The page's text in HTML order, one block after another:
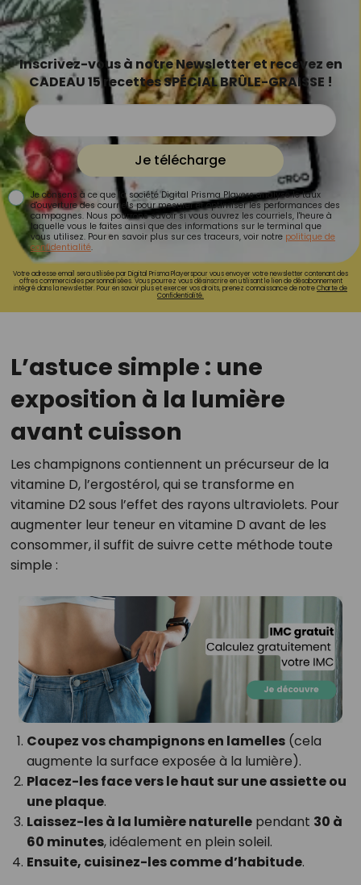
Inscrivez-vous à notre Newsletter et recevez en
CADEAU 15 recettes SPÉCIAL BRÛLE-GRAISSE !
Je télécharge
Je consens à ce que la société Digital Prisma Players analyse le taux
d'ouverture des courriels pour mesurer et optimiser les performances des
campagnes. Nous pourrons savoir si vous ouvrez les courriels, l'heure à
laquelle vous le faites ainsi que des informations sur le terminal que
vous utilisez. Pour en savoir plus sur ces traceurs, voir notre politique de
confidentialité.
Votre adresse email sera utilisée par Digital Prisma Playerspour vous envoyer votre newsletter contenant des
offres commerciales personnalisées. Vous pourrez vous désinscrire en utilisant le lien de désabonnement
intégré dans la newsletter. Pour en savoir plus et exercer vos droits, prenez connaissance de notreCharte de
Confidentialité.
L’astuce simple : une
exposition à la lumière
avant cuisson
Les champignons contiennent un précurseur de la
vitamine D, l’ergostérol, qui se transforme en
vitamine D2 sous l’effet des rayons ultraviolets. Pour
augmenter leur teneur en vitamine D avant de les
consommer, il suffit de suivre cette méthode toute
simple :
Coupez vos champignons en lamelles(cela
augmente la surface exposée à la lumière).
Placez-les face vers le haut sur une assiette ou
une plaque.
Laissez-les à la lumière naturellependant 30 à
60 minutes, idéalement en plein soleil.
Ensuite, cuisinez-les comme d’habitude.